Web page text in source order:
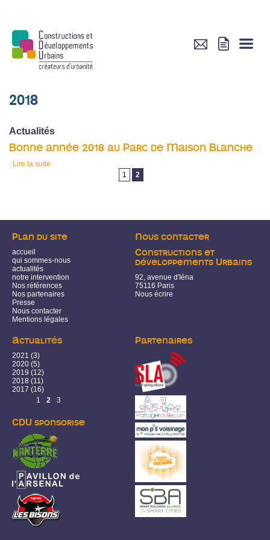
2018
Actualités
Bonne année 2018 au Parc de Maison Blanche
Lire la suite
1 2
Plan du site
accueil
qui sommes-nous
actualités
notre intervention
Nos références
Nos partenaires
Presse
Nous contacter
Mentions légales
Nous contacter
Constructions et
développements Urbains
92, avenue d'Iéna
75116 Paris
Nous écrire
Actualités
2021 (3)
2020 (5)
2019 (12)
2018 (11)
2017 (16)
Pages1 2 3
CDU sponsorise
Partenaires